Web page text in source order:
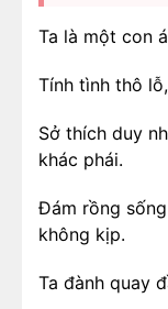
Ta là một con
Tính tình thô
Sở thích duy
khác phái.
Đám rồng
không kịp.
Ta đành quay